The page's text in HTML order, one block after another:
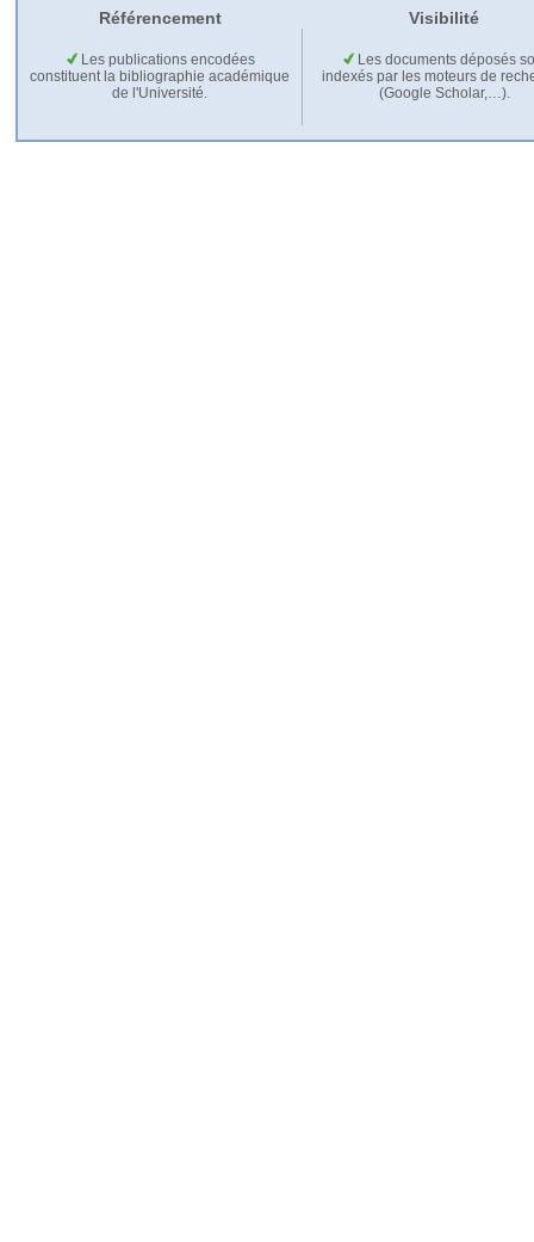
Référencement Visibilité
Les publications encodées
constituent la bibliographie académique
de l'Université.
Les documents déposés
indexés par les moteurs de
(Google Scholar,…).